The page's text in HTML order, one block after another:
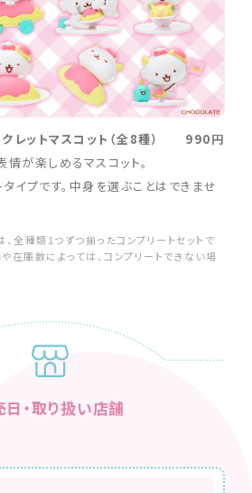
レットマスコット（全8種） 990円
が楽しめるマスコット。
イプです。中身を選ぶことはできませ
全種類1つずつ揃ったコンプリートセットで
在庫数によっては、コンプリートできない場
日・取り扱い店舗